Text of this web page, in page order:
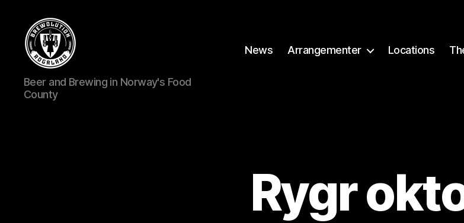
BREWOLUTION
ROGALAND
Beer and Brewing in Norway's Food
County
News Arrangementer Locations
Rygr
B
e